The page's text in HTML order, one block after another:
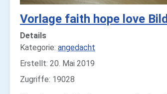
Vorlage faith hope love Bild
Details
Kategorie: angedacht
Erstellt: 20. Mai 2019
Zugriffe: 19028